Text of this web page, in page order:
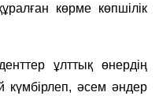
көрме көпшілік
ұлттық өнердің
күмбірлеп, әсем әндер